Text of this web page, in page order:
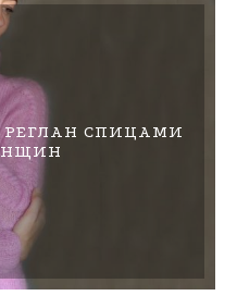
РЕГЛАН СПИЦАМИ